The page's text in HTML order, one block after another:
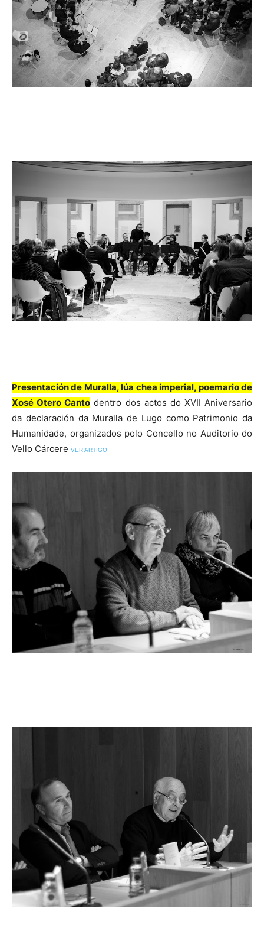
Presentación de Muralla, lúa chea imperial, poemario de
Xosé Otero Canto dentro dos actos do XVII Aniversario
da declaración da Muralla de Lugo como Patrimonio da
Humanidade, organizados polo Concello no Auditorio do
Vello Cárcere VER ARTIGO